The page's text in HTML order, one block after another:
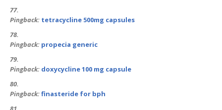
Pingback: tetracycline 500mg capsules
Pingback: propecia generic
Pingback: doxycycline 100 mg capsule
Pingback:finasteride for bph